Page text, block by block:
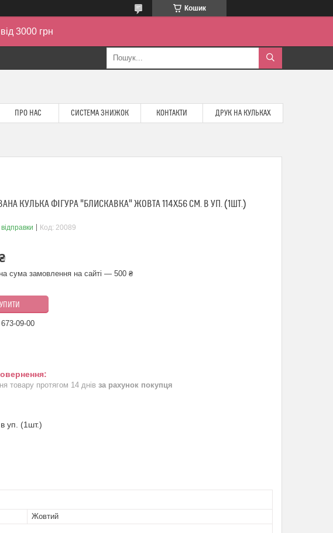
Кошик
3000 грн
ПРО НАС СИСТЕМА ЗНИЖОК КОНТАКТИ ДРУК НА КУЛЬКАХ
КУЛЬКА ФІГУРА "БЛИСКАВКА" ЖОВТА 114Х56 СМ. В УП. (1ШТ.)
Код: 20089
сума замовлення на сайті — 500 ₴
09-00
товару протягом 14 днів за рахунок покупця
уп. (1шт.)
Жовтий